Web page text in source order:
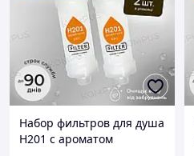
Набор фильтров для душа
H201 с ароматом